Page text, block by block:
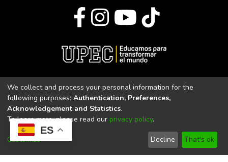
ES
Universidad Politécnica Estatal del Carchi
Universidad Politécnica Estatal del Carchi | Acreditada por el
CACES Resolución N°. 160-SE-33-CACES-2020
We collect and process your personal information for the
following purposes: Authentication, Preferences,
Acknowledgement and Statistics.
To learn more, please read our privacy policy.
Customize Decline That's ok